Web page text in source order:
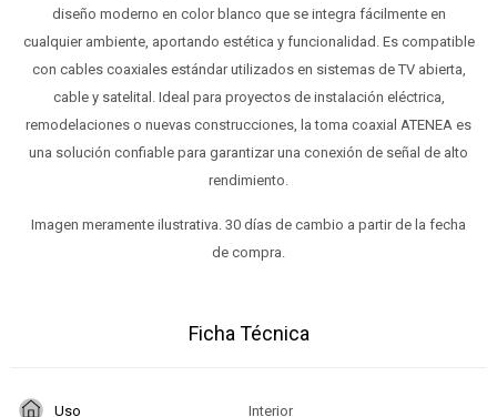
diseño moderno en color blanco que se integra fácilmente en
cualquier ambiente, aportando estética y funcionalidad. Es compatible
con cables coaxiales estándar utilizados en sistemas de TV abierta,
cable y satelital. Ideal para proyectos de instalación eléctrica,
remodelaciones o nuevas construcciones, la toma coaxial ATENEA es
una solución confiable para garantizar una conexión de señal de alto
rendimiento.
Imagen meramente ilustrativa. 30 días de cambio a partir de la fecha
de compra.
Ficha Técnica
Uso Interior